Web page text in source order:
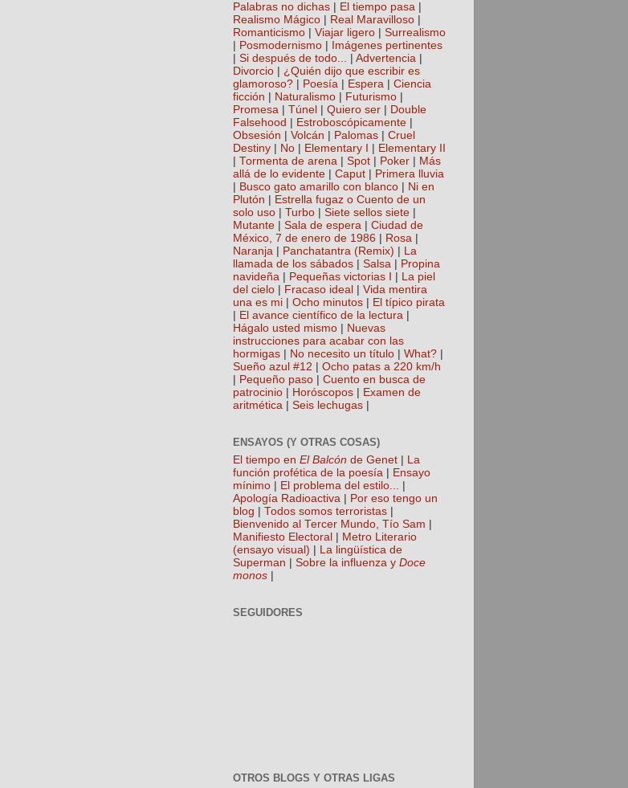
Palabras no dichas
El tiempo pasa
Realismo Mágico
Real Maravilloso
Romanticismo
Viajar ligero
Surrealismo
Posmodernismo
Imágenes pertinentes
Si después de todo... Advertencia
Divorcio
¿Quién dijo que escribir es
glamoroso?
Poesía Espera
Ciencia
ficción
Naturalismo Futurismo
Promesa
Túnel Quiero ser
Double
Falsehood
Estroboscópicamente
Obsesión
Volcán Palomas
Cruel
Destiny
No Elementary I
Elementary II
Tormenta de arena Spot Poker
Más
allá de lo evidente
Caput
Primera lluvia
Busco gato amarillo con blanco
Ni en
Plutón
Estrella fugaz o Cuento de un
solo uso
Turbo Siete sellos siete
Mutante
Sala de espera
Ciudad de
México, 7 de enero de 1986
Rosa
Naranja
Panchatantra (Remix)
La
llamada de los sábados
Salsa
Propina
navideña
Pequeñas victorias I
La piel
del cielo
Fracaso ideal
Vida mentira
una es mi
Ocho minutos
El típico pirata
El avance científico de la lectura
Hágalo usted mismo
Nuevas
instrucciones para acabar con las
hormigas
No necesito un título What?
Sueño azul #12
Ocho patas a 220 km/h
Pequeño paso
Cuento en busca de
patrocinio
Horóscopos
Examen de
aritmética
Seis lechugas
ENSAYOS (Y OTRAS COSAS)
El tiempo en El Balcón de Genet | La
función profética de la poesía | Ensayo
mínimo | El problema del estilo...
|
Apología Radioactiva | Por eso tengo un
blog | Todos somos terroristas |
Bienvenido al Tercer Mundo, Tío Sam |
Manifiesto Electoral | Metro Literario
(ensayo visual) | La lingüística de
Superman | Sobre la influenza y Doce
monos |
SEGUIDORES
OTROS BLOGS Y OTRAS LIGAS